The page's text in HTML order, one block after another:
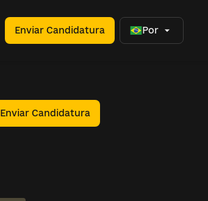
Enviar Candidatura Por
Enviar Candidatura